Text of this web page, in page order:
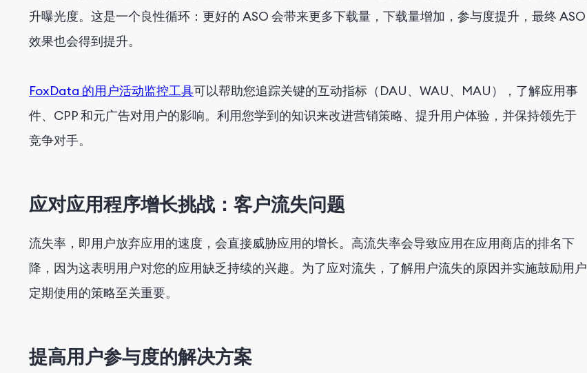
升曝光度。这是一个良性循环：更好的 ASO 会带来更多下载量，下载量增加，参与度提升，最终 ASO
效果也会得到提升。
FoxData 的用户活动监控工具可以帮助您追踪关键的互动指标（DAU、WAU、MAU），了解应用事
件、CPP 和元广告对用户的影响。利用您学到的知识来改进营销策略、提升用户体验，并保持领先于
竞争对手。
应对应用程序增长挑战：客户流失问题
流失率，即用户放弃应用的速度，会直接威胁应用的增长。高流失率会导致应用在应用商店的排名下
降，因为这表明用户对您的应用缺乏持续的兴趣。为了应对流失，了解用户流失的原因并实施鼓励用户
定期使用的策略至关重要。
提高用户参与度的解决方案